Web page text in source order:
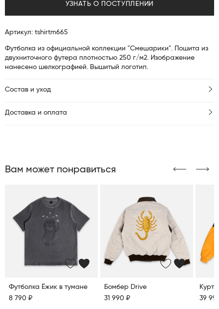
УЗНАТЬ О ПОСТУПЛЕНИИ
Артикул: tshirtm665
Футболка из официальной коллекции "Смешарики". Пошита из
двухниточного футера плотностью 250 г/м2. Изображение
нанесено шелкографией. Вышитый логотип.
Состав и уход
Доставка и оплата
Вам может понравиться
Футболка Ёжик в тумане
8 790 ₽
Бомбер Drive
31 990 ₽
39